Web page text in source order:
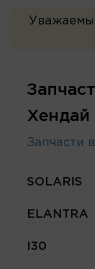
Хендай
Запчасти
SOLARIS
ELANTRA
I30